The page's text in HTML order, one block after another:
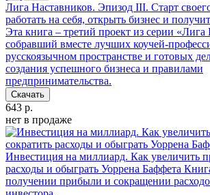
Лига Наставников. Эпизод III. Cтарт
работать на себя, открыть бизнес и
Эта книга – третий проект из серии «Лига
собравший вместе лучших коучей-
русскоязычном пространстве и готовых
создания успешного бизнеса и правилами
предпринимательства.
Скачать
643 р.
нет в продаже
Инвестиция на миллиард. Как увеличить
расходы и обыграть Уоррена Баффета
получении прибыли и сокращении